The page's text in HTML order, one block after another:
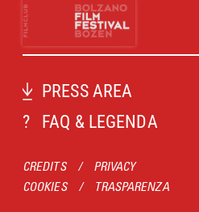
PRESS AREA
?
FAQ & LEGENDA
CREDITS /
PRIVACY
COOKIES
/ TRASPARENZA